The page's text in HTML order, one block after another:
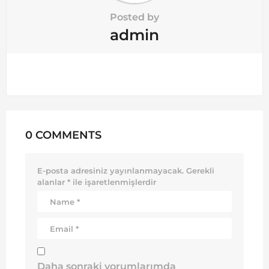
Posted by
admin
0 COMMENTS
E-posta adresiniz yayınlanmayacak. Gerekli
alanlar * ile işaretlenmişlerdir
Daha sonraki yorumlarımda